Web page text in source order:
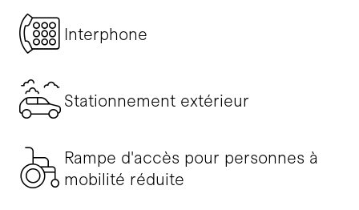
Interphone
Stationnement extérieur
Rampe d'accès pour personnes à
mobilité réduite